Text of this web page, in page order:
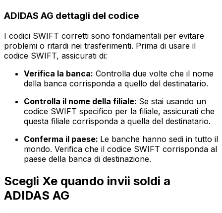
ADIDAS AG dettagli del codice
I codici SWIFT corretti sono fondamentali per evitare
problemi o ritardi nei trasferimenti. Prima di usare il
codice SWIFT, assicurati di:
Verifica la banca: Controlla due volte che il nome
della banca corrisponda a quello del destinatario.
Controlla il nome della filiale: Se stai usando un
codice SWIFT specifico per la filiale, assicurati che
questa filiale corrisponda a quella del destinatario.
Conferma il paese: Le banche hanno sedi in tutto il
mondo. Verifica che il codice SWIFT corrisponda al
paese della banca di destinazione.
Scegli Xe quando invii soldi a
ADIDAS AG